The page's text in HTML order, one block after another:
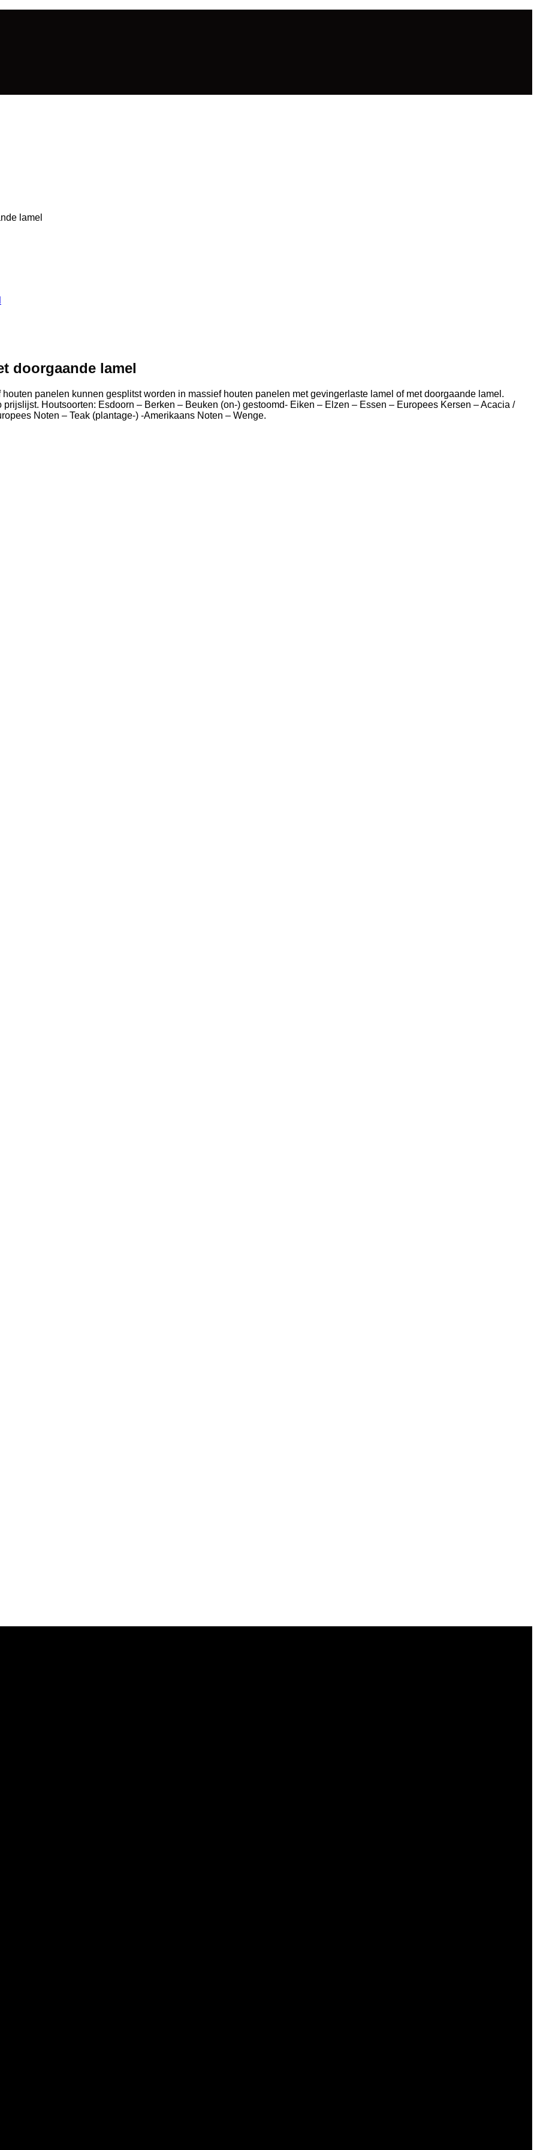
lamel
doorgaande lamel
panelen kunnen gesplitst worden in massief houten panelen met gevingerlaste lamel of met doorgaande lamel.
Houtsoorten: Esdoorn – Berken – Beuken (on-) gestoomd- Eiken – Elzen – Essen – Europees Kersen – Acacia /
Noten – Teak (plantage-) -Amerikaans Noten – Wenge.